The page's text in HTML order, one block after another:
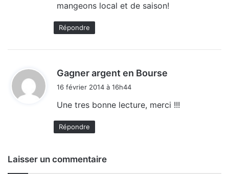
mangeons local et de saison!
Répondre
Gagner argent en Bourse
16 février 2014 à 16h44
Une tres bonne lecture, merci !!!
Répondre
Laisser un commentaire